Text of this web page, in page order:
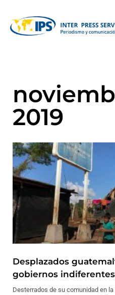
2019
Desplazados
gobiernos indiferentes
Desterrados de su comunidad en